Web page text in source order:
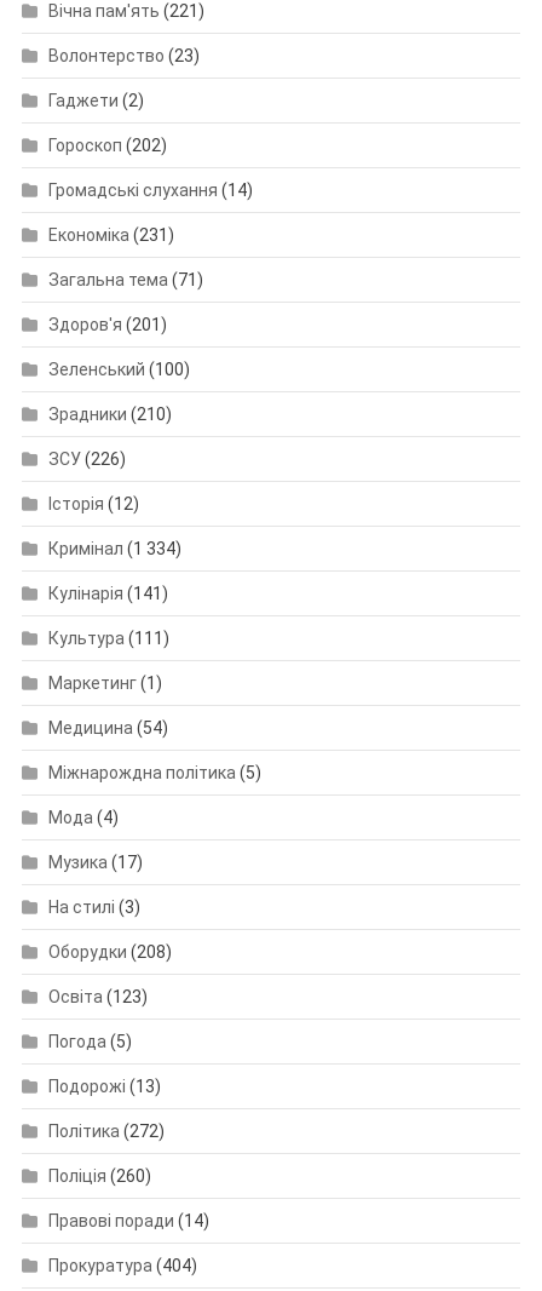
Вічна пам'ять (221)
Волонтерство (23)
Гаджети (2)
Гороскоп (202)
Громадські слухання (14)
Економіка(231)
Загальна тема(71)
Здоров'я (201)
Зеленський (100)
Зрадники (210)
ЗСУ(226)
Історія (12)
Кримінал (1 334)
Кулінарія (141)
Культура(111)
Маркетинг(1)
Медицина(54)
Міжнарождна політика(5)
Мода(4)
Музика(17)
На стилі (3)
Оборудки (208)
Освіта(123)
Погода(5)
Подорожі (13)
Політика(272)
Поліція (260)
Правові поради (14)
Прокуратура(404)